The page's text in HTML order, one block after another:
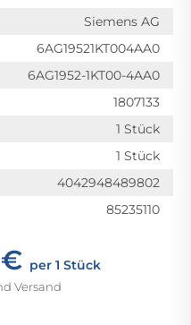
Siemens AG
6AG19521KT004AA0
6AG1952-1KT00-4AA0
1807133
1 Stück
1 Stück
4042948489802
85235110
per 1 Stück
Versand